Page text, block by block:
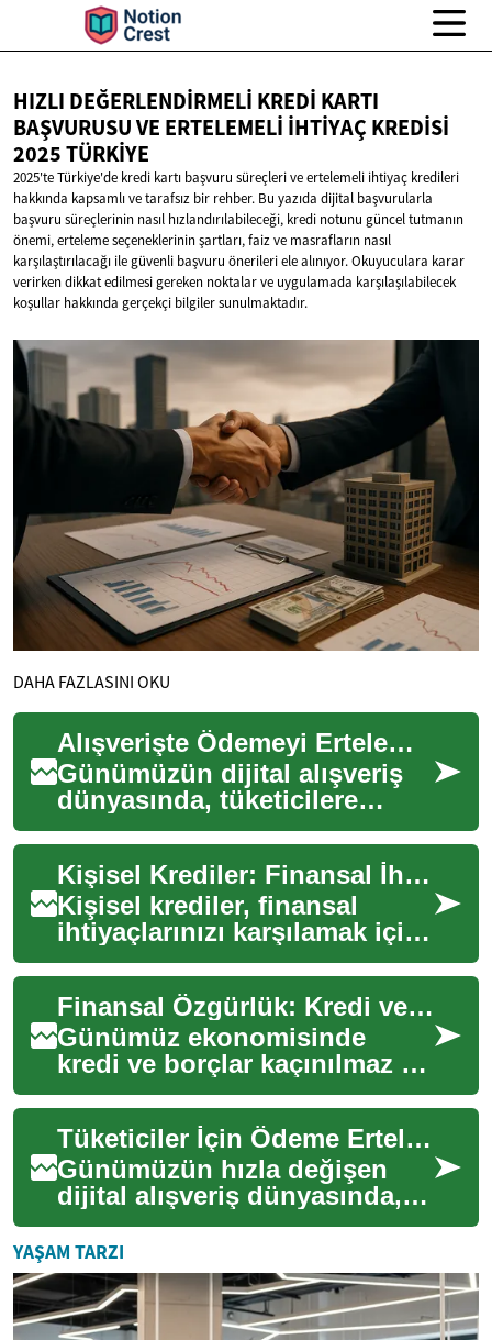
HIZLI DEĞERLENDIRMELI KREDI KARTI
BAŞVURUSU VE ERTELEMELI İHTIYAÇ KREDISI
2025 TÜRKIYE
2025'te Türkiye'de kredi kartı başvuru süreçleri ve ertelemeli ihtiyaç kredileri
hakkında kapsamlı ve tarafsız bir rehber. Bu yazıda dijital başvurularla
başvuru süreçlerinin nasıl hızlandırılabileceği, kredi notunu güncel tutmanın
önemi, erteleme seçeneklerinin şartları, faiz ve masrafların nasıl
karşılaştırılacağı ile güvenli başvuru önerileri ele alınıyor. Okuyuculara karar
verirken dikkat edilmesi gereken noktalar ve uygulamada karşılaşılabilecek
koşullar hakkında gerçekçi bilgiler sunulmaktadır.
DAHA FAZLASINI OKU
Alışverişte Ödemeyi Erteleme Fırsatları
Günümüzün dijital alışveriş
dünyasında, tüketicilere
sunulan ödeme seçenekleri
her geçen gün
çeşitlenmektedir. "Şimdi...
Kişisel Krediler: Finansal İhtiyaçlarınız İçin Esnek Çözümler
Kişisel krediler, finansal
ihtiyaçlarınızı karşılamak için
kullanabileceğiniz esnek bir
borçlanma seçeneğidir. Bu
kre...
Finansal Özgürlük: Kredi ve Borç Yönetimi Rehberi
Günümüz ekonomisinde
kredi ve borçlar kaçınılmaz bir
gerçek. Ancak doğru
yönetildiğinde, finansal
hedeflerinize ulaşm...
Tüketiciler İçin Ödeme Erteleme Seçenekleri
Günümüzün hızla değişen
dijital alışveriş dünyasında,
tüketiciler ödeme yöntemleri
konusunda daha fazla
seçenek arayı...
YAŞAM TARZI